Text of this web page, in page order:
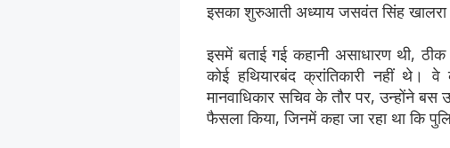
इसका शुरुआती अध्याय जसवंत सिंह खालरा
इसमें बताई गई कहानी असाधारण थी,
कोई हथियारबंद क्रांतिकारी नहीं
मानवाधिकार सचिव के तौर पर, उन्होंने
फैसला किया, जिनमें कहा जा रहा था कि